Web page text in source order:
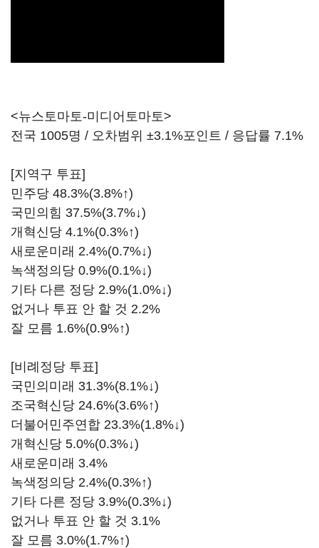
<뉴스토마토-미디어토마토>
전국 1005명 / 오차범위 ±3.1%포인트 / 응답률 7.1%
[지역구 투표]
민주당 48.3%(3.8%↑)
국민의힘 37.5%(3.7%↓)
개혁신당 4.1%(0.3%↑)
새로운미래 2.4%(0.7%↓)
녹색정의당 0.9%(0.1%↓)
기타 다른 정당 2.9%(1.0%↓)
없거나 투표 안 할 것 2.2%
잘 모름 1.6%(0.9%↑)
[비례정당 투표]
국민의미래 31.3%(8.1%↓)
조국혁신당 24.6%(3.6%↑)
더불어민주연합 23.3%(1.8%↓)
개혁신당 5.0%(0.3%↓)
새로운미래 3.4%
녹색정의당 2.4%(0.3%↑)
기타 다른 정당 3.9%(0.3%↓)
없거나 투표 안 할 것 3.1%
잘 모름 3.0%(1.7%↑)